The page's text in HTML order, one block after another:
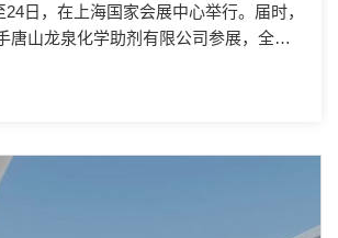
24日，在上海国家会展中心举行。届时，
唐山龙泉化学助剂有限公司参展，全方
、洽谈合作，期待与您深入沟通、共探